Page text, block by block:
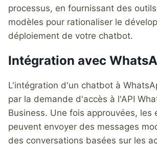
processus, en fournissant des
modèles pour rationaliser le
déploiement de votre chatbot.
Intégration avec
L'intégration d'un chatbot à
par la demande d'accès à l'API
Business. Une fois approuvées, les
peuvent envoyer des messages
des conversations basées sur les